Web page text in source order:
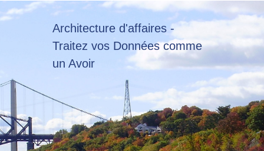
Architecture d'affaires -
Traitez vos Données comme
un Avoir